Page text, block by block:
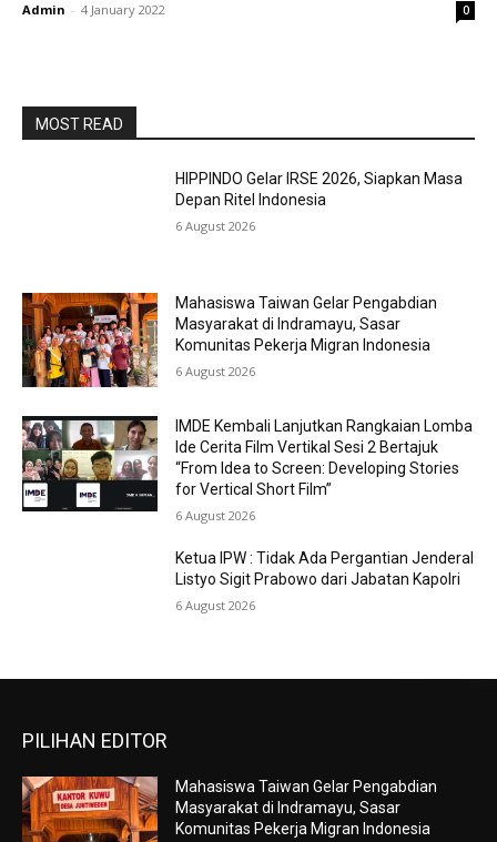
Admin - 4 January 2022 0
MOST READ
HIPPINDO Gelar IRSE 2026, Siapkan Masa
Depan Ritel Indonesia
6 August 2026
Mahasiswa Taiwan Gelar Pengabdian
Masyarakat di Indramayu, Sasar
Komunitas Pekerja Migran Indonesia
6 August 2026
IMDE Kembali Lanjutkan Rangkaian Lomba
Ide Cerita Film Vertikal Sesi 2 Bertajuk
“From Idea to Screen: Developing Stories
for Vertical Short Film”
6 August 2026
Ketua IPW : Tidak Ada Pergantian Jenderal
Listyo Sigit Prabowo dari Jabatan Kapolri
6 August 2026
PILIHAN EDITOR
Mahasiswa Taiwan Gelar Pengabdian
Masyarakat di Indramayu, Sasar
Komunitas Pekerja Migran Indonesia